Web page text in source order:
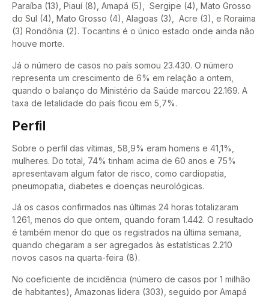
Paraíba (13), Piauí (8), Amapá (5), Sergipe (4), Mato Grosso
do Sul (4), Mato Grosso (4), Alagoas (3), Acre (3), e Roraima
(3) Rondônia (2). Tocantins é o único estado onde ainda não
houve morte.
Já o número de casos no país somou 23.430. O número
representa um crescimento de 6% em relação a ontem,
quando o balanço do Ministério da Saúde marcou 22.169. A
taxa de letalidade do país ficou em 5,7%.
Perfil
Sobre o perfil das vítimas, 58,9% eram homens e 41,1%,
mulheres. Do total, 74% tinham acima de 60 anos e 75%
apresentavam algum fator de risco, como cardiopatia,
pneumopatia, diabetes e doenças neurológicas.
Já os casos confirmados nas últimas 24 horas totalizaram
1.261, menos do que ontem, quando foram 1.442. O resultado
é também menor do que os registrados na última semana,
quando chegaram a ser agregados às estatísticas 2.210
novos casos na quarta-feira (8).
No coeficiente de incidência (número de casos por 1 milhão
de habitantes), Amazonas lidera (303), seguido por Amapá